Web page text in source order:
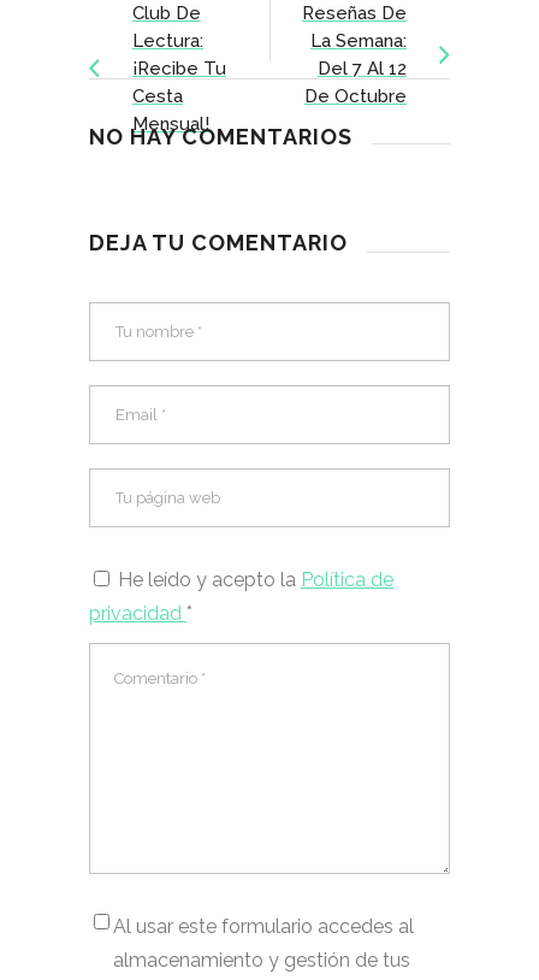
Club De
Lectura:
¡recibe Tu
Cesta
Mensual!
Reseñas De
La Semana:
Del 7 Al 12
De Octubre
NO HAY COMENTARIOS
DEJA TU COMENTARIO
He leído y acepto la Política de
privacidad *
Al usar este formulario accedes al
almacenamiento y gestión de tus